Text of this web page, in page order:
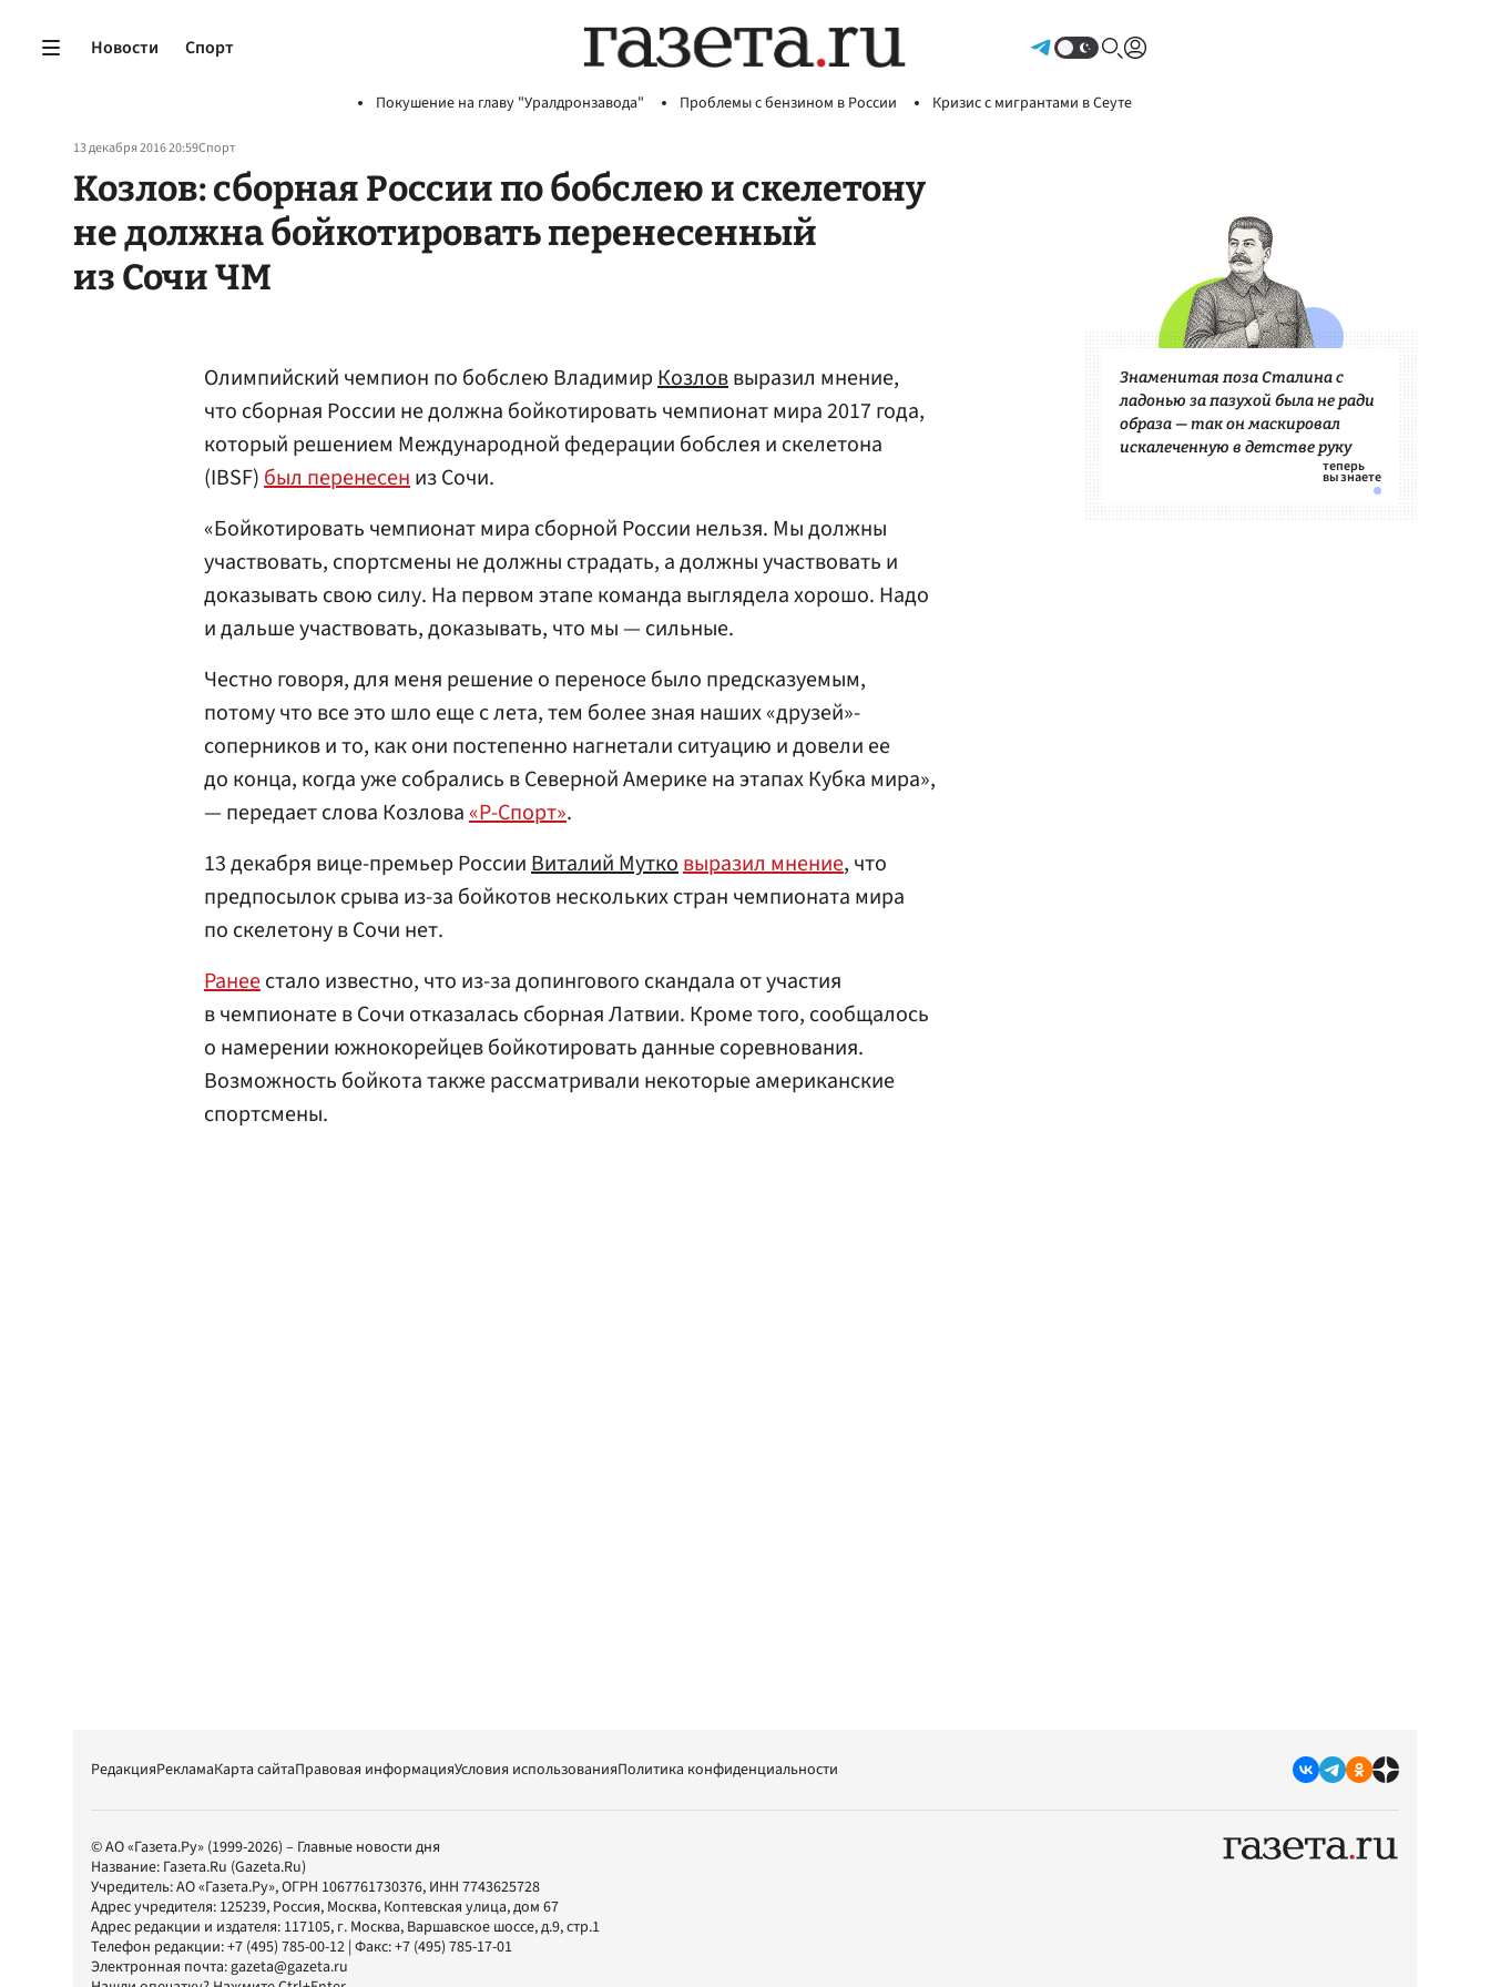
Новости Спорт
Покушение на главу "Уралдронзавода" Проблемы с бензином в России Кризис с мигрантами в Сеуте
13 декабря 2016 20:59Спорт
Козлов: сборная России по бобслею и скелетону
не должна бойкотировать перенесенный
из Сочи ЧМ
Олимпийский чемпион по бобслею ВладимирКозловвыразил мнение,
что сборная России не должна бойкотировать чемпионат мира 2017 года,
который решением Международной федерации бобслея и скелетона
(IBSF)был перенесениз Сочи.
«Бойкотировать чемпионат мира сборной России нельзя. Мы должны
участвовать, спортсмены не должны страдать, а должны участвовать и
доказывать свою силу. На первом этапе команда выглядела хорошо. Надо
и дальше участвовать, доказывать, что мы — сильные.
Честно говоря, для меня решение о переносе было предсказуемым,
потому что все это шло еще с лета, тем более зная наших «друзей»-
соперников и то, как они постепенно нагнетали ситуацию и довели ее
до конца, когда уже собрались в Северной Америке на этапах Кубка мира»,
— передает слова Козлова«Р-Спорт».
13 декабря вице-премьер РоссииВиталий Мутковыразил мнение, что
предпосылок срыва из-за бойкотов нескольких стран чемпионата мира
по скелетону в Сочи нет.
Ранеестало известно, что из-за допингового скандала от участия
в чемпионате в Сочи отказалась сборная Латвии. Кроме того, сообщалось
о намерении южнокорейцев бойкотировать данные соревнования.
Возможность бойкота также рассматривали некоторые американские
спортсмены.
Знаменитая поза Сталина с
ладонью за пазухой была не ради
образа — так он маскировал
искалеченную в детстве руку
РедакцияРекламаКарта сайтаПравовая информацияУсловия использованияПолитика конфиденциальности
© АО «Газета.Ру» (1999-2026) – Главные новости дня
Название: Газета.Ru (Gazeta.Ru)
Учредитель:АО «Газета.Ру», ОГРН 1067761730376, ИНН 7743625728
Адрес учредителя: 125239, Россия, Москва, Коптевская улица, дом 67
Адрес редакции и издателя: 117105, г. Москва, Варшавское шоссе, д.9, стр.1
Телефон редакции:+7 (495) 785-00-12 | Факс:+7 (495) 785-17-01
Электронная почта:gazeta@gazeta.ru